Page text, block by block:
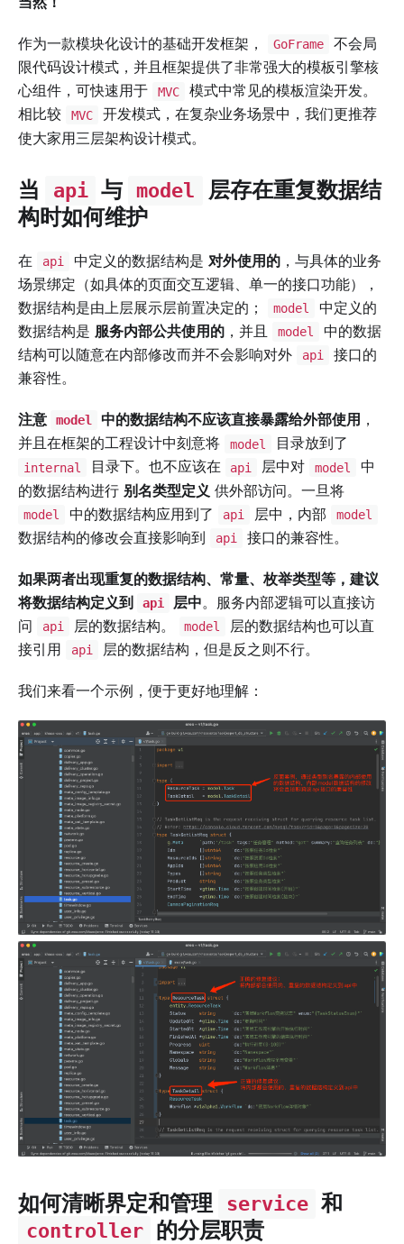
作为一款模块化设计的基础开发框架， GoFrame
不会局
限代码设计模式，并且框架提供了非常强大的模板引擎核
心组件，可快速用于
MVC
模式中常见的模板渲染开发。
相比较
MVC
开发模式，在复杂业务场景中，我们更推荐
使大家用三层架构设计模式。
当 api 与 model
层存在重复数据结
构时如何维护
在 api 中定义的数据结构是 对外使用的，与具体的业务
场景绑定（如具体的页面交互逻辑、单一的接口功能），
数据结构是由上层展示层前置决定的；
model
中定义的
数据结构是 服务内部公共使用的 ，并且 model
中的数据
结构可以随意在内部修改而并不会影响对外
api
接口的
兼容性。
注意 model 中的数据结构不应该直接暴露给外部使用 ，
并且在框架的工程设计中刻意将
model 目录放到了
internal 目录下。也不应该在 api 层中对 model
中
的数据结构进行 别名类型定义 供外部访问。一旦将
model 中的数据结构应用到了 api 层中，内部 model
数据结构的修改会直接影响到 api 接口的兼容性。
如果两者出现重复的数据结构、常量、枚举类型等，建议
将数据结构定义到
api 层中。服务内部逻辑可以直接访
问
api 层的数据结构。 model
层的数据结构也可以直
接引用
api 层的数据结构，但是反之则不行。
我们来看一个示例，便于更好地理解：
如何清晰界定和管理 service 和
controller 的分层职责